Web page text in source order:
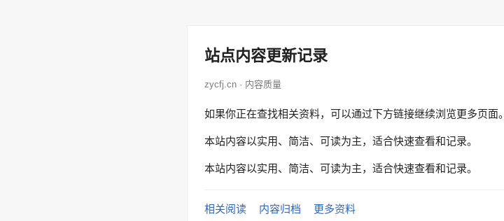
站点内容更新记录
zycfj.cn · 内容质量
如果你正在查找相关资料，可以通过下方链接继续浏览更多页面。
本站内容以实用、简洁、可读为主，适合快速查看和记录。
本站内容以实用、简洁、可读为主，适合快速查看和记录。
相关阅读 内容归档 更多资料